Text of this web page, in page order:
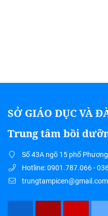
SỞ GIÁO DỤC VÀ
Trung tâm bồi
Số 43A ngõ 15 phố
Hotline: 0901.787.066 -
trungtampicen@gmail.com